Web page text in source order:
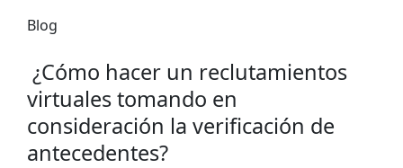
Blog
¿Cómo hacer un reclutamientos
virtuales tomando en
consideración la verificación de
antecedentes?